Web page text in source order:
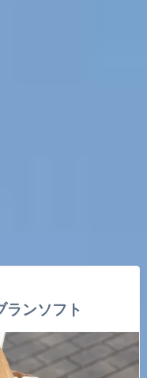
ランソフト